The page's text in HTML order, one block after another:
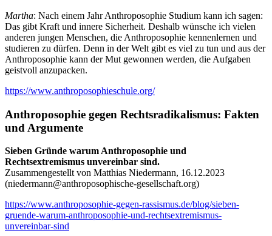
Martha: Nach einem Jahr Anthroposophie Studium kann ich sagen:
Das gibt Kraft und innere Sicherheit. Deshalb wünsche ich vielen
anderen jungen Menschen, die Anthroposophie kennenlernen und
studieren zu dürfen. Denn in der Welt gibt es viel zu tun und aus der
Anthroposophie kann der Mut gewonnen werden, die Aufgaben
geistvoll anzupacken.
https://www.anthroposophieschule.org/
Anthroposophie gegen Rechtsradikalismus: Fakten
und Argumente
Sieben Gründe warum Anthroposophie und
Rechtsextremismus unvereinbar sind.
Zusammengestellt von Matthias Niedermann, 16.12.2023
(niedermann@anthroposophische-gesellschaft.org)
https://www.anthroposophie-gegen-rassismus.de/blog/sieben-
gruende-warum-anthroposophie-und-rechtsextremismus-
unvereinbar-sind